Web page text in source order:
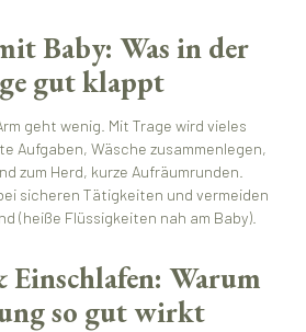
Baby: Was in der
gut klappt
geht wenig. Mit Trage wird vieles
Aufgaben, Wäsche zusammenlegen,
zum Herd, kurze Aufräumrunden.
sicheren Tätigkeiten und vermeiden
(heiße Flüssigkeiten nah am Baby).
Einschlafen: Warum
so gut wirkt